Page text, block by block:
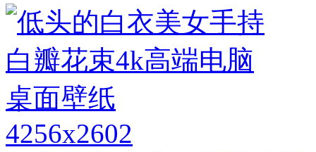
4256x2602